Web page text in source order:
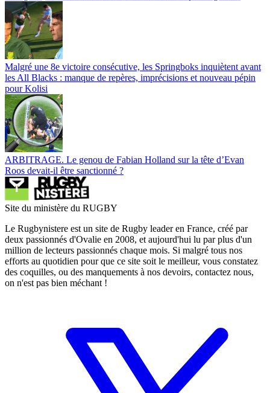
Malgré une 8e victoire consécutive, les Springboks inquiètent avant
les All Blacks : manque de repères, imprécisions et nouveau pépin
pour Kolisi
ARBITRAGE. Le genou de Fabian Holland sur la tête d’Evan
Roos devait-il être sanctionné ?
Site du ministère du RUGBY
Le Rugbynistere est un site de Rugby leader en France, créé par
deux passionnés d'Ovalie en 2008, et aujourd'hui lu par plus d'un
million de lecteurs passionnés chaque mois. Si malgré tous nos
efforts au quotidien pour que ce site soit le meilleur, vous constatez
des coquilles, ou des manquements à nos devoirs, contactez nous,
on n'est pas bien méchant !